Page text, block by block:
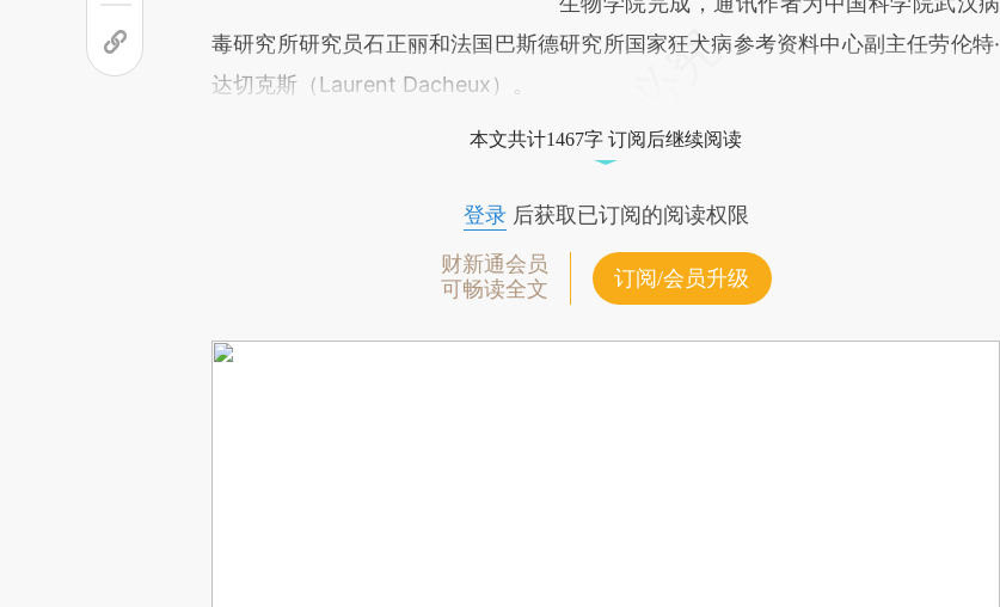
毒研究所研究员石正丽和法国巴斯德研究所国家狂犬病参考资料中心副主任劳伦特·
达切克斯（Laurent Dacheux）。
本文共计1467字 订阅后继续阅读
登录后获取已订阅的阅读权限
财新通会员
可畅读全文
订阅/会员升级